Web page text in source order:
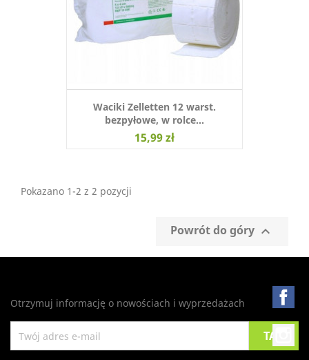
Waciki Zelletten 12 warst.
bezpyłowe, w rolce...
15,99 zł
Pokazano 1-2 z 2 pozycji
Powrót do góry 
Otrzymuj informację o nowościach i wyprzedażach